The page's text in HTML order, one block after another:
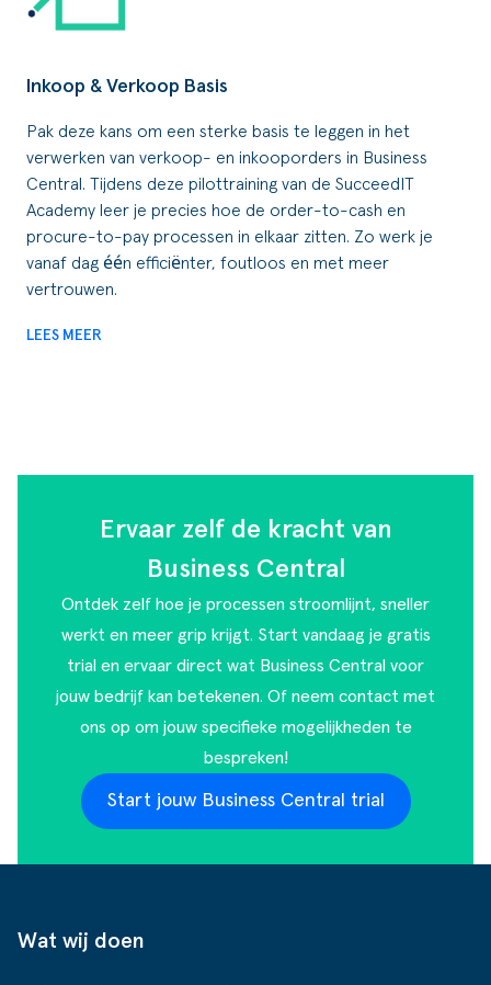
Inkoop & Verkoop Basis
Pak deze kans om een sterke basis te leggen in het
verwerken van verkoop- en inkooporders in Business
Central. Tijdens deze pilottraining van de SucceedIT
Academy leer je precies hoe de order-to-cash en
procure-to-pay processen in elkaar zitten. Zo werk je
vanaf dag één efficiënter, foutloos en met meer
vertrouwen.
LEES MEER
Ervaar zelf de kracht van
Business Central
Ontdek zelf hoe je processen stroomlijnt, sneller
werkt en meer grip krijgt. Start vandaag je gratis
trial en ervaar direct wat Business Central voor
jouw bedrijf kan betekenen. Of neem contact met
ons op om jouw specifieke mogelijkheden te
bespreken!
Start jouw Business Central trial
Wat wij doen